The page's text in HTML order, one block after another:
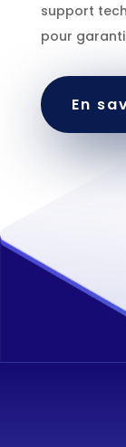
support
pour
En